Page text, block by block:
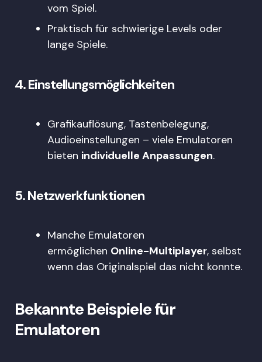
vom Spiel.
Praktisch für schwierige Levels oder
lange Spiele.
4.Einstellungsmöglichkeiten
Grafikauflösung, Tastenbelegung,
Audioeinstellungen – viele Emulatoren
bieten individuelle Anpassungen.
5.Netzwerkfunktionen
Manche Emulatoren
ermöglichen Online-Multiplayer, selbst
wenn das Originalspiel das nicht konnte.
Bekannte Beispiele für
Emulatoren